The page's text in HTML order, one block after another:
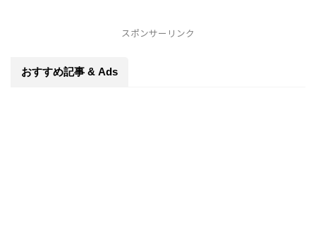
スポンサーリンク
おすすめ記事 & Ads